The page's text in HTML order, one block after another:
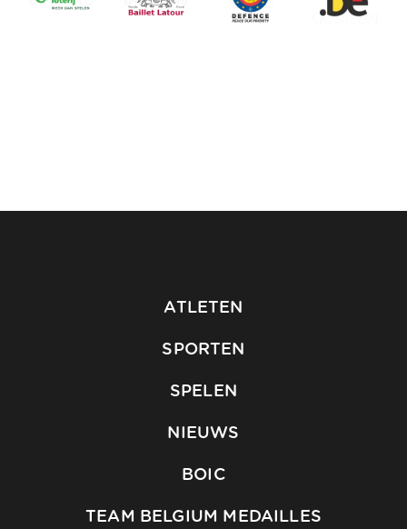
ATLETEN
SPORTEN
SPELEN
NIEUWS
BOIC
TEAM BELGIUM MEDAILLES